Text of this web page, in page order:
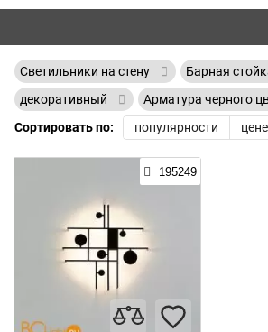
Светильники на стену
Барная
декоративный
Арматура черного
Сортировать по:
популярности цене
195249